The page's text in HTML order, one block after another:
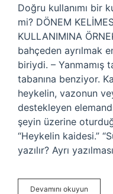
Doğru kullanımı bir
mi? DÖNEM
KULLANIMINA
bahçeden ayrılmak
biriydi. – Yanmamış
tabanına benziyor.
heykelin, vazonun
destekleyen
şeyin üzerine
“Heykelin kaidesi.”
yazılır? Ayrı
Devamını okuyun